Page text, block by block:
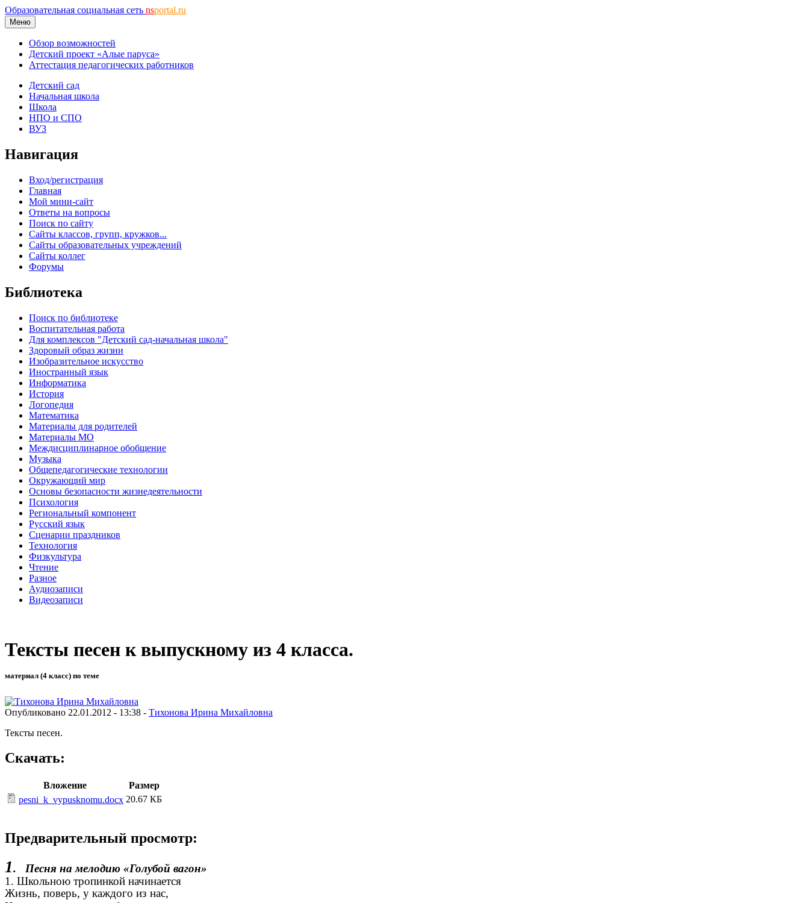
Образовательная социальная сеть nsportal.ru
Меню
Обзор возможностей
Детский проект «Алые паруса»
Аттестация педагогических работников
Детский сад
Начальная школа
Школа
НПО и СПО
ВУЗ
Навигация
Вход/регистрация
Главная
Мой мини-сайт
Ответы на вопросы
Поиск по сайту
Сайты классов, групп, кружков...
Сайты образовательных учреждений
Сайты коллег
Форумы
Библиотека
Поиск по библиотеке
Воспитательная работа
Для комплексов "Детский сад-начальная школа"
Здоровый образ жизни
Изобразительное искусство
Иностранный язык
Информатика
История
Логопедия
Математика
Материалы для родителей
Материалы МО
Междисциплинарное обобщение
Музыка
Общепедагогические технологии
Окружающий мир
Основы безопасности жизнедеятельности
Психология
Региональный компонент
Русский язык
Сценарии праздников
Технология
Физкультура
Чтение
Разное
Аудиозаписи
Видеозаписи
Тексты песен к выпускному из 4 класса.
материал (4 класс) по теме
Опубликовано 22.01.2012 - 13:38 - Тихонова Ирина Михайловна
Тексты песен.
Скачать:
Вложение
Размер
pesni_k_vypusknomu.docx 20.67 КБ
Предварительный просмотр:
1. Песня на мелодию «Голубой вагон»
1. Школьною тропинкой начинается
Жизнь, поверь, у каждого из нас,